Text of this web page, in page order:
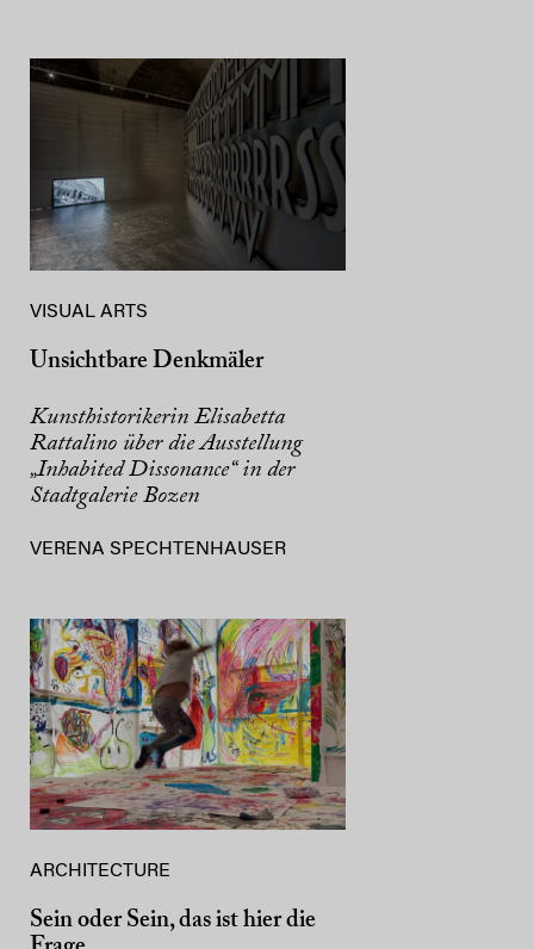
VISUAL ARTS
Unsichtbare Denkmäler
Kunsthistorikerin Elisabetta
Rattalino über die Ausstellung
„Inhabited Dissonance“ in der
Stadtgalerie Bozen
VERENA SPECHTENHAUSER
ARCHITECTURE
Sein oder Sein, das ist hier die